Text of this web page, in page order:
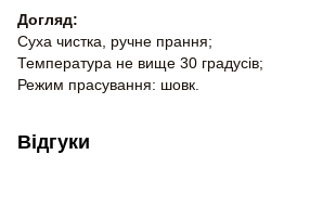
Догляд:
Суха чистка, ручне прання;
Температура не вище 30 градусів;
Режим прасування: шовк.
Відгуки